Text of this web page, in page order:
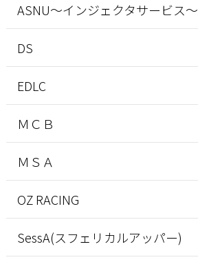
ASNU～インジェクタサービス～
DS
EDLC
ＭＣＢ
ＭＳＡ
OZ RACING
SessA(スフェリカルアッパー)